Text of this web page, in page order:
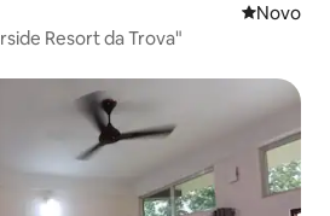
Novo
Novo
Resort da Trova"